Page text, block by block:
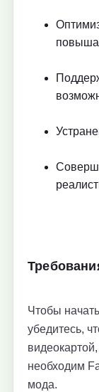
Чтобы
убедитесь,
необходим
мода.